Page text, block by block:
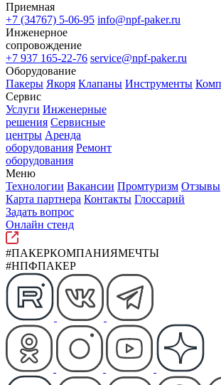
Приемная
+7 (34767) 5-06-95 info@npf-paker.ru
Инженерное
сопровождение
+7 937 165-22-76 service@npf-paker.ru
Оборудование
Пакеры Якоря Клапаны Инструменты
Сервис
Услуги Инженерные
решения Сервисные
центры Аренда
оборудования Ремонт
оборудования
Меню
Технологии Вакансии Промтуризм Отзывы
Карта партнера Контакты Глоссарий
Задать вопрос
Онлайн стенд
#ПАКЕРКОМПАНИЯМЕЧТЫ
#НПФПАКЕР